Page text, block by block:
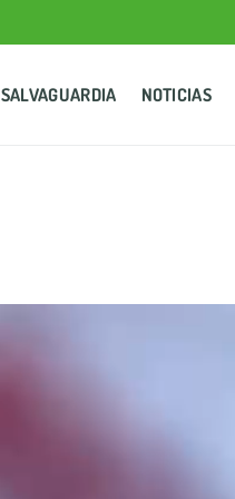
SALVAGUARDIA NOTICIAS